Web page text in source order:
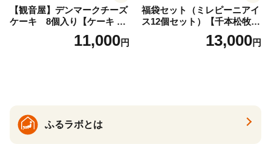
【観音屋】デンマークチーズ
ケーキ 8個入り【ケーキ チ
ーズケーキ 人気スイーツ お
すすめスイーツ 神戸スイー
11,000円
福袋セット（ミレピーニアイ
ス12個セット）【千本松牧
場】 ns025-014-12 【デザー
ト 詰め合わせ ギフト】
13,000円
ふるラボとは